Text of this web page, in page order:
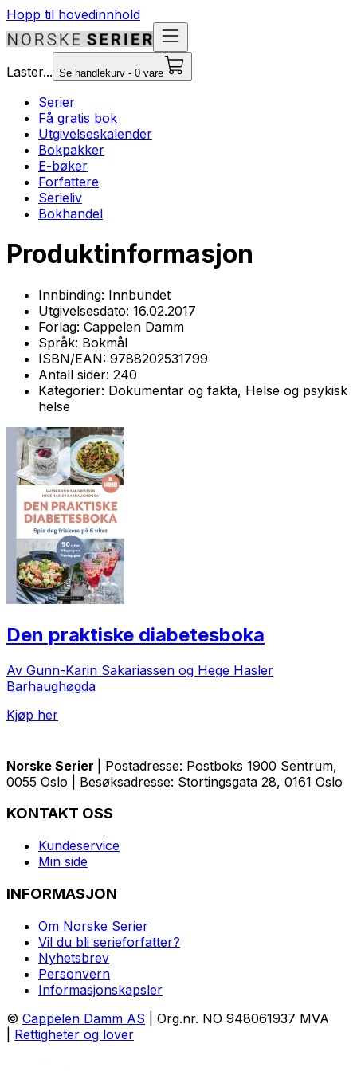
Hopp til hovedinnhold
Laster... Se handlekurv - 0 vare
Serier
Få gratis bok
Utgivelseskalender
Bokpakker
E-bøker
Forfattere
Serieliv
Bokhandel
Produktinformasjon
Innbinding: Innbundet
Utgivelsesdato: 16.02.2017
Forlag: Cappelen Damm
Språk: Bokmål
ISBN/EAN: 9788202531799
Antall sider: 240
Kategorier: Dokumentar og fakta, Helse og psykisk
helse
Den praktiske diabetesboka
Av Gunn-Karin Sakariassen og Hege Hasler
Barhaughøgda
Kjøp her
Norske Serier
| Postadresse: Postboks 1900 Sentrum,
0055 Oslo | Besøksadresse: Stortingsgata 28, 0161 Oslo
KONTAKT OSS
Kundeservice
Min side
INFORMASJON
Om Norske Serier
Vil du bli serieforfatter?
Nyhetsbrev
Personvern
Informasjonskapsler
© Cappelen Damm AS | Org.nr. NO 948061937 MVA
Rettigheter og lover